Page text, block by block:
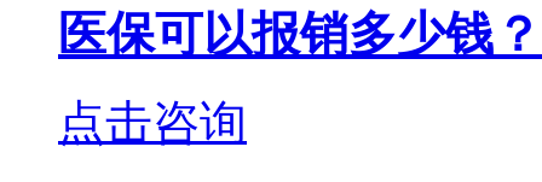
医保可以报销多少钱？
点击咨询